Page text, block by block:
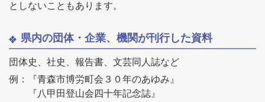
としないこともあります。
県内の団体・企業、機関が刊行した資料
団体史、社史、報告書、文芸同人誌など
例：『青森市博労町会３０年のあゆみ』
『八甲田登山会四十年記念誌』